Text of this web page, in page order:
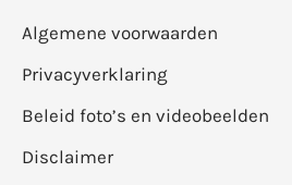
Algemene voorwaarden
Privacyverklaring
Beleid foto’s en videobeelden
Disclaimer